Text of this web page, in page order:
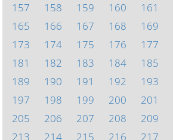
157
158 159 160 161
165
166 167 168 169
173
174 175 176 177
181
182 183 184 185
189
190 191 192 193
197
198 199 200 201
205
206 207 208 209
213
214 215 216 217